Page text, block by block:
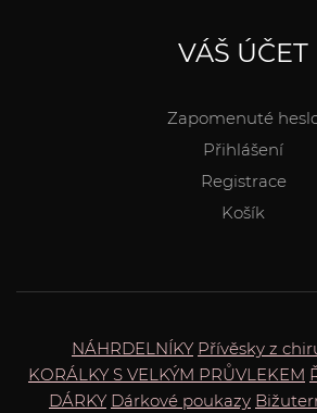
VÁŠ ÚČET
Zapomenuté
Přihlášení
Registrace
Košík
NÁHRDELNÍKY Přívěsky z
KORÁLKY S VELKÝM PRŮVLEKEM
DÁRKY Dárkové poukazy